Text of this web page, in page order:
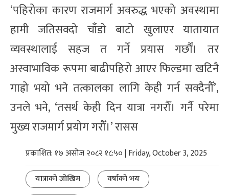
‘पहिरोका कारण राजमार्ग अवरुद्ध भएको अवस्थामा
हामी जतिसक्दो चाँडो बाटो खुलाएर यातायात
व्यवस्थालाई सहज त गर्ने प्रयास गर्छौँ। तर
अस्वाभाविक रूपमा बाढीपहिरो आएर फिल्डमा खटिनै
गाह्रो भयो भने तत्कालका लागि केही गर्न सक्दैनौँ’,
उनले भने, ‘तसर्थ केही दिन यात्रा नगरौँ। गर्नै परेमा
मुख्य राजमार्ग प्रयोग गरौँ।’ रासस
प्रकाशित: १७ असोज २०८२ १८:५० | Friday, October 3, 2025
यात्राको जोखिम
वर्षाको भय